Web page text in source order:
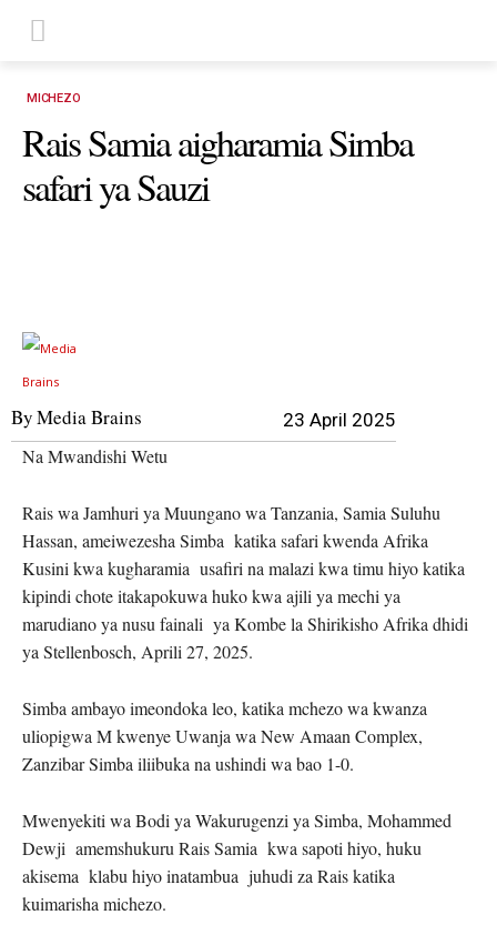
MICHEZO
Rais Samia aigharamia Simba
safari ya Sauzi
ByMedia Brains 23 April 2025
Na Mwandishi Wetu
Rais wa Jamhuri ya Muungano wa Tanzania, Samia Suluhu
Hassan, ameiwezesha Simba katika safari kwenda Afrika
Kusini kwa kugharamia usafiri na malazi kwa timu hiyo katika
kipindi chote itakapokuwa huko kwa ajili ya mechi ya
marudiano ya nusu fainali ya Kombe la Shirikisho Afrika dhidi
ya Stellenbosch, Aprili 27, 2025.
Simba ambayo imeondoka leo, katika mchezo wa kwanza
uliopigwa M kwenye Uwanja wa New Amaan Complex,
Zanzibar Simba iliibuka na ushindi wa bao 1-0.
Mwenyekiti wa Bodi ya Wakurugenzi ya Simba, Mohammed
Dewji amemshukuru Rais Samia kwa sapoti hiyo, huku
akisema klabu hiyo inatambua juhudi za Rais katika
kuimarisha michezo.